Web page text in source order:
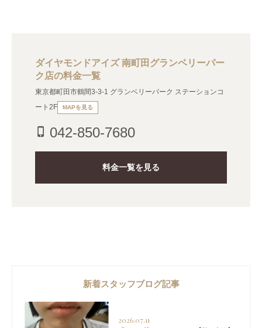
ダイヤモンドアイズ 南町田グランベリーパー
ク店の料金一覧
東京都町田市鶴間3-3-1 グランベリーパーク ステーションコ
ート2F
MAPを見る
phone_iphone 042-850-7680
料金一覧を見る
新着スタッフブログ記事
2026.07.11